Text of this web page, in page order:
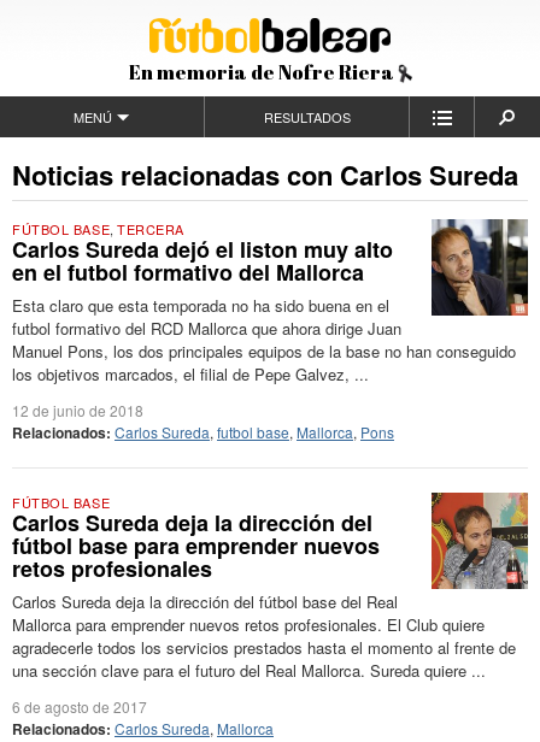
En memoria de Nofre Riera
MENÚ RESULTADOS
Noticias relacionadas con Carlos Sureda
FÚTBOL BASE,TERCERA
Carlos Sureda dejó el liston muy alto
en el futbol formativo del Mallorca
Esta claro que esta temporada no ha sido buena en el
futbol formativo del RCD Mallorca que ahora dirige Juan
Manuel Pons, los dos principales equipos de la base no han conseguido
los objetivos marcados, el filial de Pepe Galvez, ...
12 de junio de 2018
Relacionados: Carlos Sureda, futbol base, Mallorca, Pons
FÚTBOL BASE
Carlos Sureda deja la dirección del
fútbol base para emprender nuevos
retos profesionales
Carlos Sureda deja la dirección del fútbol base del Real
Mallorca para emprender nuevos retos profesionales. El Club quiere
agradecerle todos los servicios prestados hasta el momento al frente de
una sección clave para el futuro del Real Mallorca. Sureda quiere ...
6 de agosto de 2017
Relacionados: Carlos Sureda, Mallorca